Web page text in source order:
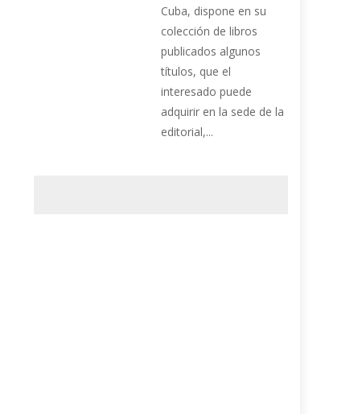
Cuba, dispone en su
colección de libros
publicados algunos
títulos, que el
interesado puede
adquirir en la sede de la
editorial,...